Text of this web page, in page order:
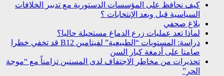
كيف نحافظ على المؤسسات الدستورية مع تدبير الخلافات
السياسية قبل وبعد الإنتخابات ؟
بلاغ صحفي
لماذا تعد عمليات زرع الدماغ مستحيلة حاليا؟
دراسة: المستويات “الطبيعية” لفيتامين B12 قد تخفي خطرا
صامتا على أدمغة كبار السن
تحذيرات من مخاطر الاجتفاف لدى المسنين تزامناً مع “موجة
الحر”